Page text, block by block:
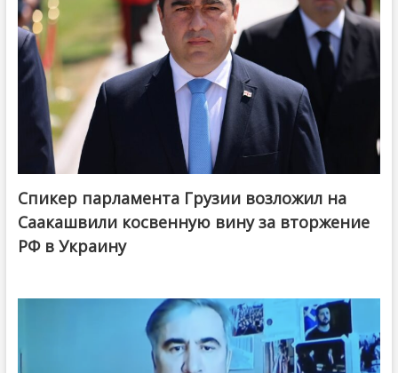
Спикер парламента Грузии возложил на
Саакашвили косвенную вину за вторжение
РФ в Украину